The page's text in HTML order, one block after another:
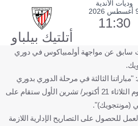
وديات الأندية
2026
11:30
أتلتيك بيلباو
سابق عن مواجهة أولمبياكوس في دوري
الثالثة في مرحلة الدوري بدوري
أبطال أوروبا ضد أولمبياكوس يوم الثلاثاء 21 أكتوبر/ تشرين الأول ستقام على
(مونتجويك)".
للحصول على التصاريح الإدارية اللازمة